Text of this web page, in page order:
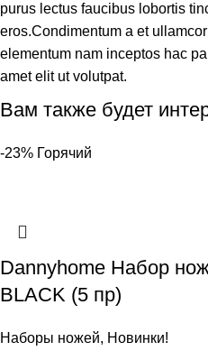
purus lectus faucibus lobortis
eros.Condimentum a et
elementum nam inceptos hac
amet elit ut volutpat.
Вам также будет
-23% Горячий
Dannyhome Набор
BLACK (5 пр)
Наборы ножей, Новинки!